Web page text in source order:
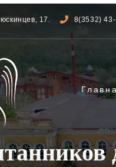
17. 8(3532)